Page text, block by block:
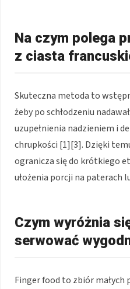
Na czym polega
z ciasta
Skuteczna metoda to
żeby po schłodzeniu
uzupełnienia nadzieniem i
chrupkości [1][3]. Dzięki
ogranicza się do krótkiego
ułożenia porcji na paterach
Czym wyróżnia
serwować
Finger food to zbiór małych